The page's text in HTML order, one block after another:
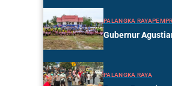
PALANGKA RAYA
Gubernur
PALANGKA RAYA